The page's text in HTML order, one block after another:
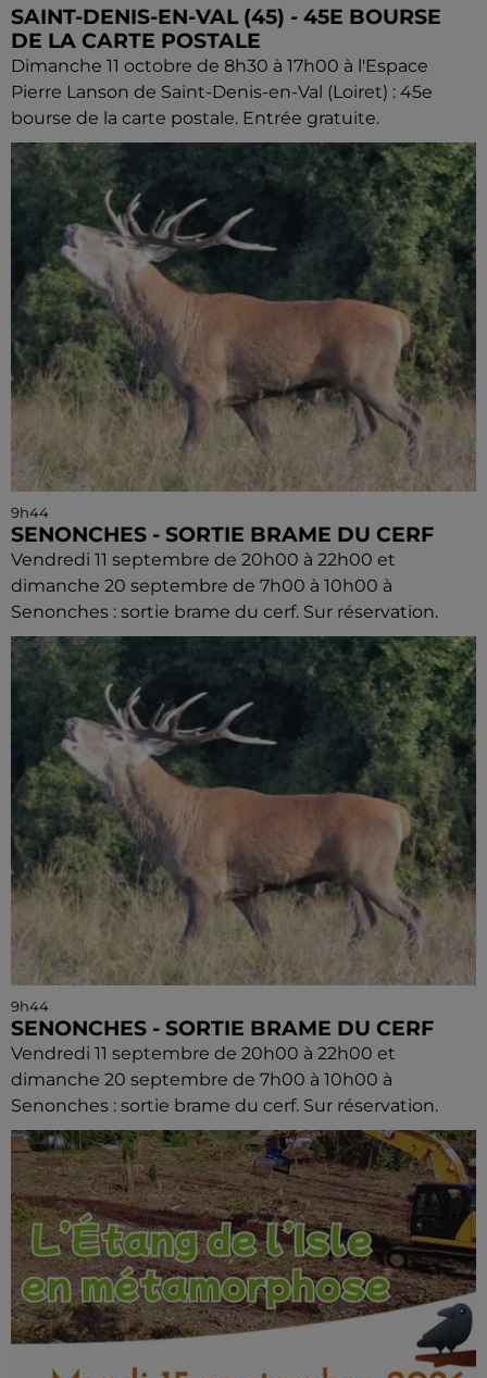
SAINT-DENIS-EN-VAL (45) - 45E BOURSE
DE LA CARTE POSTALE
Dimanche 11 octobre de 8h30 à 17h00 à l'Espace
Pierre Lanson de Saint-Denis-en-Val (Loiret) : 45e
bourse de la carte postale. Entrée gratuite.
9h44
SENONCHES - SORTIE BRAME DU CERF
Vendredi 11 septembre de 20h00 à 22h00 et
dimanche 20 septembre de 7h00 à 10h00 à
Senonches : sortie brame du cerf. Sur réservation.
9h44
SENONCHES - SORTIE BRAME DU CERF
Vendredi 11 septembre de 20h00 à 22h00 et
dimanche 20 septembre de 7h00 à 10h00 à
Senonches : sortie brame du cerf. Sur réservation.